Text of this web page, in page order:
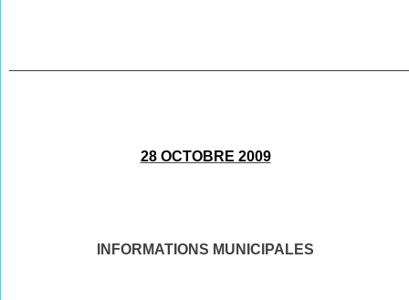
28 OCTOBRE 2009
INFORMATIONS MUNICIPALES